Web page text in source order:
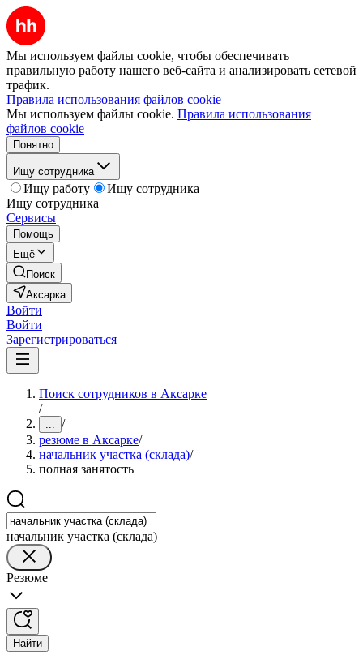
Мы используем файлы cookie, чтобы обеспечивать
правильную работу нашего веб-сайта и анализировать сетевой
трафик.
Правила использования файлов cookie
Мы используем файлы cookie. Правила использования
файлов cookie
Понятно
Ищу сотрудника
Ищу работу
Ищу сотрудника
Ищу сотрудника
Сервисы
Помощь
Ещё
Поиск
Аксарка
Войти
Войти
Зарегистрироваться
Поиск сотрудников в Аксарке
/
... /
резюме в Аксарке/
начальник участка (склада)/
полная занятость
начальник участка (склада)
Резюме
Найти